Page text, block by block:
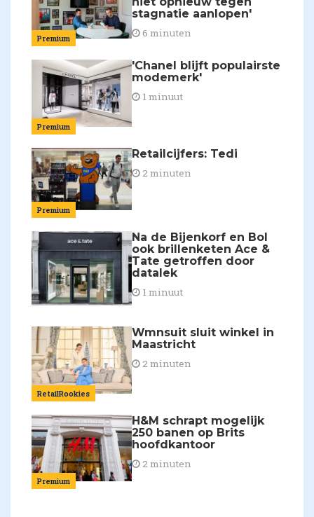
Premium
stagnatie aanlopen'
6 minuten
Premium
'Chanel blijft populairste
modemerk'
1 minuut
Premium
Retailcijfers: Tedi
2 minuten
Na de Bijenkorf en Bol
ook brillenketen Ace &
Tate getroffen door
datalek
1 minuut
RetailRookies
Wmnsuit sluit winkel in
Maastricht
2 minuten
Premium
H&M schrapt mogelijk
250 banen op Brits
hoofdkantoor
2 minuten